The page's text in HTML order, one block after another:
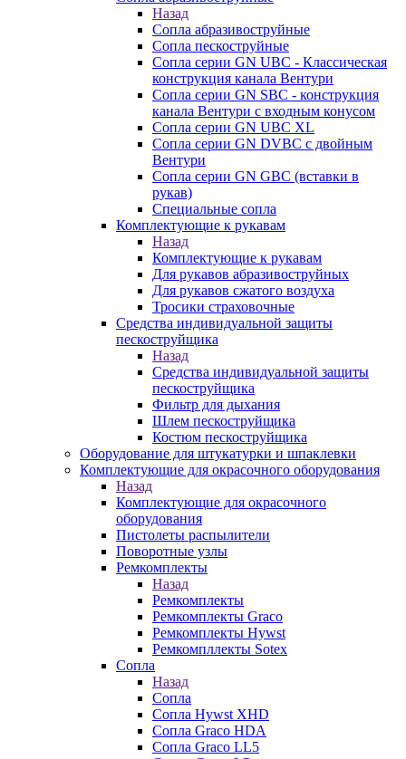
Назад
Сопла абразивоструйные
Сопла пескоструйные
Сопла серии GN UBC - Классическая
конструкция канала Вентури
Сопла серии GN SBC - конструкция
канала Вентури c входным конусом
Сопла серии GN UBC XL
Сопла серии GN DVBC с двойным
Вентури
Сопла серии GN GBC (вставки в
рукав)
Специальные сопла
Комплектующие к рукавам
Назад
Комплектующие к рукавам
Для рукавов абразивоструйных
Для рукавов сжатого воздуха
Тросики страховочные
Средства индивидуальной защиты
пескоструйщика
Назад
Средства индивидуальной защиты
пескоструйщика
Фильтр для дыхания
Шлем пескоструйщика
Костюм пескоструйщика
Оборудование для штукатурки и шпаклевки
Комплектующие для окрасочного оборудования
Назад
Комплектующие для окрасочного
оборудования
Пистолеты распылители
Поворотные узлы
Ремкомплекты
Назад
Ремкомплекты
Ремкомплекты Graco
Ремкомплекты Hywst
Ремкомпллекты Sotex
Сопла
Назад
Сопла
Сопла Hywst XHD
Сопла Graco HDA
Сопла Graco LL5